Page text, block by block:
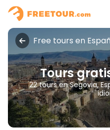
Free tours en
Tours
22 tours en Segovia,